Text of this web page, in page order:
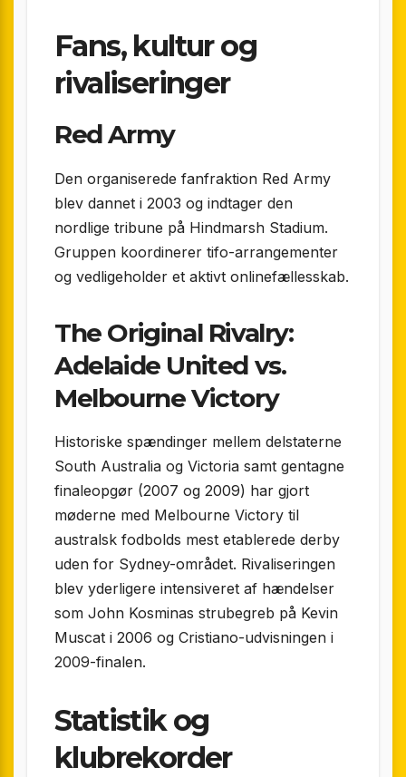
Fans, kultur og
rivaliseringer
Red Army
Den organiserede fanfraktion Red Army
blev dannet i 2003 og indtager den
nordlige tribune på Hindmarsh Stadium.
Gruppen koordinerer tifo-arrangementer
og vedligeholder et aktivt onlinefællesskab.
The Original Rivalry:
Adelaide United vs.
Melbourne Victory
Historiske spændinger mellem delstaterne
South Australia og Victoria samt gentagne
finaleopgør (2007 og 2009) har gjort
møderne med Melbourne Victory til
australsk fodbolds mest etablerede derby
uden for Sydney-området. Rivaliseringen
blev yderligere intensiveret af hændelser
som John Kosminas strube­greb på Kevin
Muscat i 2006 og Cristiano-udvisningen i
2009-finalen.
Statistik og
klubrekorder